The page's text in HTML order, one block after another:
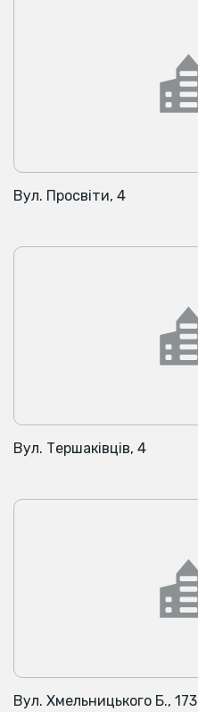
Вул. Просвіти, 4
Вул. Тершаківців, 4
Вул. Хмельницького Б., 173